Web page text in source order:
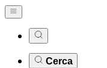
Cerca